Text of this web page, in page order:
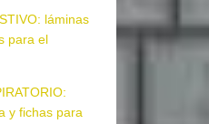
láminas
para el
y fichas para